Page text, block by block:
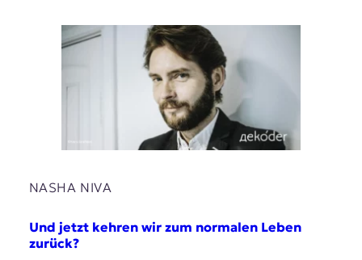
NASHA NIVA
Und jetzt kehren wir zum normalen Leben
zurück?